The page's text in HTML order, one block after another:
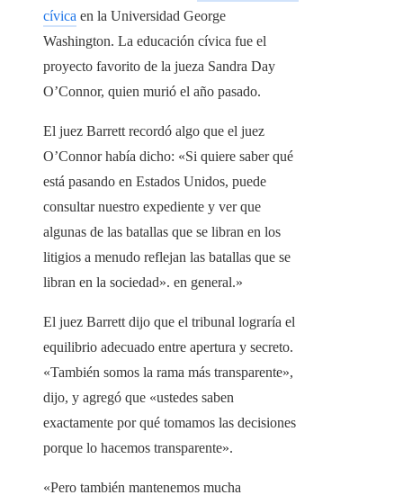
cívica en la Universidad George
Washington. La educación cívica fue el
proyecto favorito de la jueza Sandra Day
O’Connor, quien murió el año pasado.
El juez Barrett recordó algo que el juez
O’Connor había dicho: «Si quiere saber qué
está pasando en Estados Unidos, puede
consultar nuestro expediente y ver que
algunas de las batallas que se libran en los
litigios a menudo reflejan las batallas que se
libran en la sociedad». en general.»
El juez Barrett dijo que el tribunal lograría el
equilibrio adecuado entre apertura y secreto.
«También somos la rama más transparente»,
dijo, y agregó que «ustedes saben
exactamente por qué tomamos las decisiones
porque lo hacemos transparente».
«Pero también mantenemos mucha